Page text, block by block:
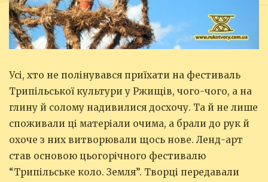
Усі, хто не полінувався приїхати на фестиваль
Трипільської культури у Ржищів, чого-чого, а на
глину й солому надивилися досхочу. Та й не лише
споживали ці матеріали очима, а брали до рук й
охоче з них витворювали щось нове. Ленд-арт
став основою цьогорічного фестивалю
“Трипільське коло. Земля”. Творці передавали